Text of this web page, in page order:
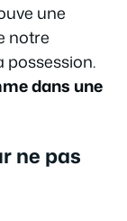
une
notre
possession.
dans une
ne pas